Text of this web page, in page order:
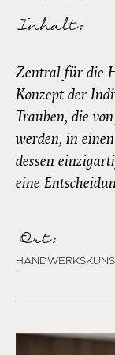
Inhalt:
Zentral für die
Konzept der
Trauben, die
werden, in
dessen
eine
Ort: